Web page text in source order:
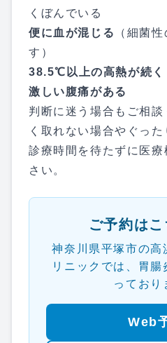
くぼんでいる
便に血が混じる
（細菌
す）
38.5℃以上の高熱が続く
激しい腹痛がある
判断に迷う場合もご相
く取れない場合やぐった
診療時間を待たずに医
さい。
ご予約は
神奈川県平塚市の高
リニックでは、胃
っており
Web